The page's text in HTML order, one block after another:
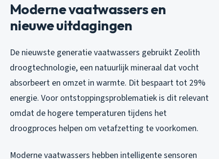
Moderne vaatwassers en
nieuwe uitdagingen
De nieuwste generatie vaatwassers gebruikt Zeolith
droogtechnologie, een natuurlijk mineraal dat vocht
absorbeert en omzet in warmte. Dit bespaart tot 29%
energie. Voor ontstoppingsproblematiek is dit relevant
omdat de hogere temperaturen tijdens het
droogproces helpen om vetafzetting te voorkomen.
Moderne vaatwassers hebben intelligente sensoren